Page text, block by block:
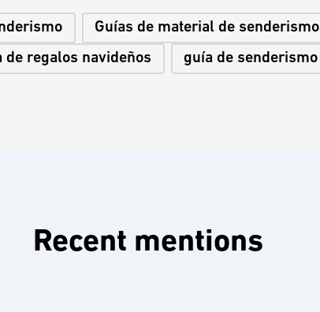
Guías de material de senderismo
de regalos navideños
guía de senderismo
Recent mentions